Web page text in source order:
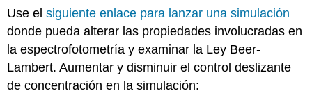
Use elsiguiente enlace para lanzar una simulación
donde pueda alterar las propiedades involucradas en
la espectrofotometría y examinar la Ley Beer-
Lambert. Aumentar y disminuir el control deslizante
de concentración en la simulación: